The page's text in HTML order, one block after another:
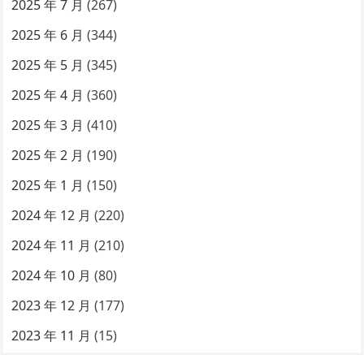
2025 年 7 月 (267)
2025 年 6 月 (344)
2025 年 5 月 (345)
2025 年 4 月 (360)
2025 年 3 月 (410)
2025 年 2 月 (190)
2025 年 1 月 (150)
2024 年 12 月 (220)
2024 年 11 月 (210)
2024 年 10 月 (80)
2023 年 12 月 (177)
2023 年 11 月 (15)